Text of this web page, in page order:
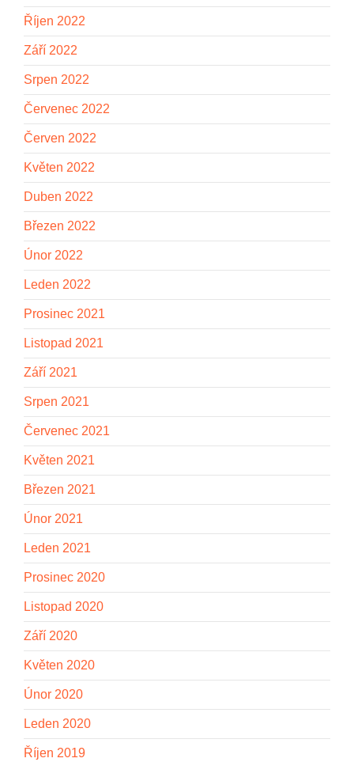
Říjen 2022
Září 2022
Srpen 2022
Červenec 2022
Červen 2022
Květen 2022
Duben 2022
Březen 2022
Únor 2022
Leden 2022
Prosinec 2021
Listopad 2021
Září 2021
Srpen 2021
Červenec 2021
Květen 2021
Březen 2021
Únor 2021
Leden 2021
Prosinec 2020
Listopad 2020
Září 2020
Květen 2020
Únor 2020
Leden 2020
Říjen 2019